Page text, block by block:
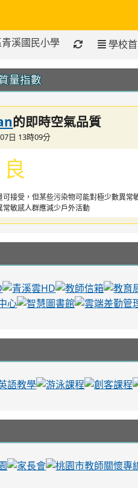
溪國民小學 學校
量指數
的即時空氣品質
日 13時09分
良
可接受，但某些污染物可能對極少數異常
常敏感人群應減少戶外活動